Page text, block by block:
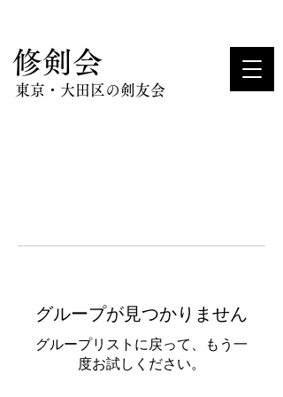
​修剣会
東京・大田区の剣友会
グループが見つかりません
グループリストに戻って、もう一
度お試しください。